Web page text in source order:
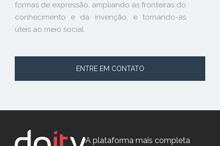
formas de expressão, ampliando as fronteiras do
conhecimento e da invenção, e tornando-as
úteis ao meio social.
ENTRE EM CONTATO
A plataforma mais completa